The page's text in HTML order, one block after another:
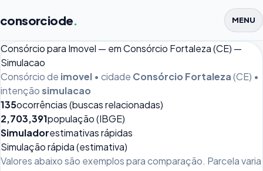
consorciode. MENU
Consórcio para Imovel — em Consórcio Fortaleza (CE) —
Simulacao
Consórcio de imovel • cidade Consórcio Fortaleza(CE) •
intençãosimulacao
135ocorrências (buscas relacionadas)
2,703,391população (IBGE)
Simuladorestimativas rápidas
Simulação rápida (estimativa)
Valores abaixo são exemplos para comparação. Parcela varia